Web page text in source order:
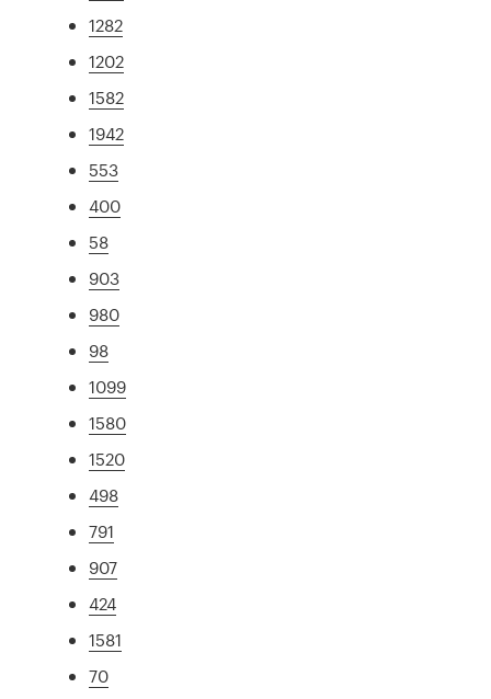
1282
1202
1582
1942
553
400
58
903
980
98
1099
1580
1520
498
791
907
424
1581
70